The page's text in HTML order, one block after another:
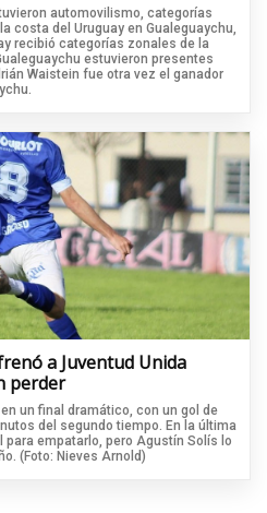
automovilismo, categorías
costa del Uruguay en Gualeguaychu,
recibió categorías zonales de la
estuvieron presentes
Waistein fue otra vez el ganador
a Juventud Unida
perder
un final dramático, con un gol de
del segundo tiempo. En la última
para empatarlo, pero Agustín Solís lo
(Foto: Nieves Arnold)